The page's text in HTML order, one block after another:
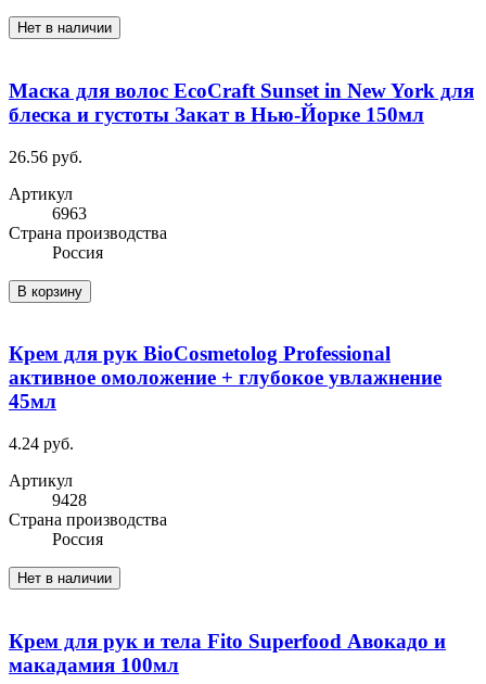
Нет в наличии
Маска для волос EcoCraft Sunset in New York для
блеска и густоты Закат в Нью-Йорке 150мл
26.56 руб.
Артикул
6963
Cтрана производства
Россия
В корзину
Крем для рук BioCosmetolog Professional
активное омоложение + глубокое увлажнение
45мл
4.24 руб.
Артикул
9428
Cтрана производства
Россия
Нет в наличии
Крем для рук и тела Fito Superfood Авокадо и
макадамия 100мл